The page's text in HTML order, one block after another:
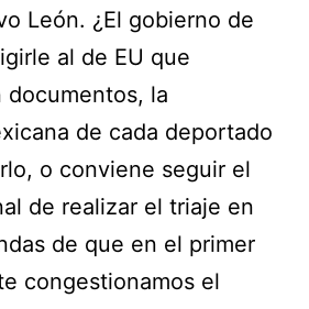
León. ¿El gobierno de
al de EU que
documentos, la
de cada deportado
o conviene seguir el
de realizar el triaje en
de que en el primer
congestionamos el